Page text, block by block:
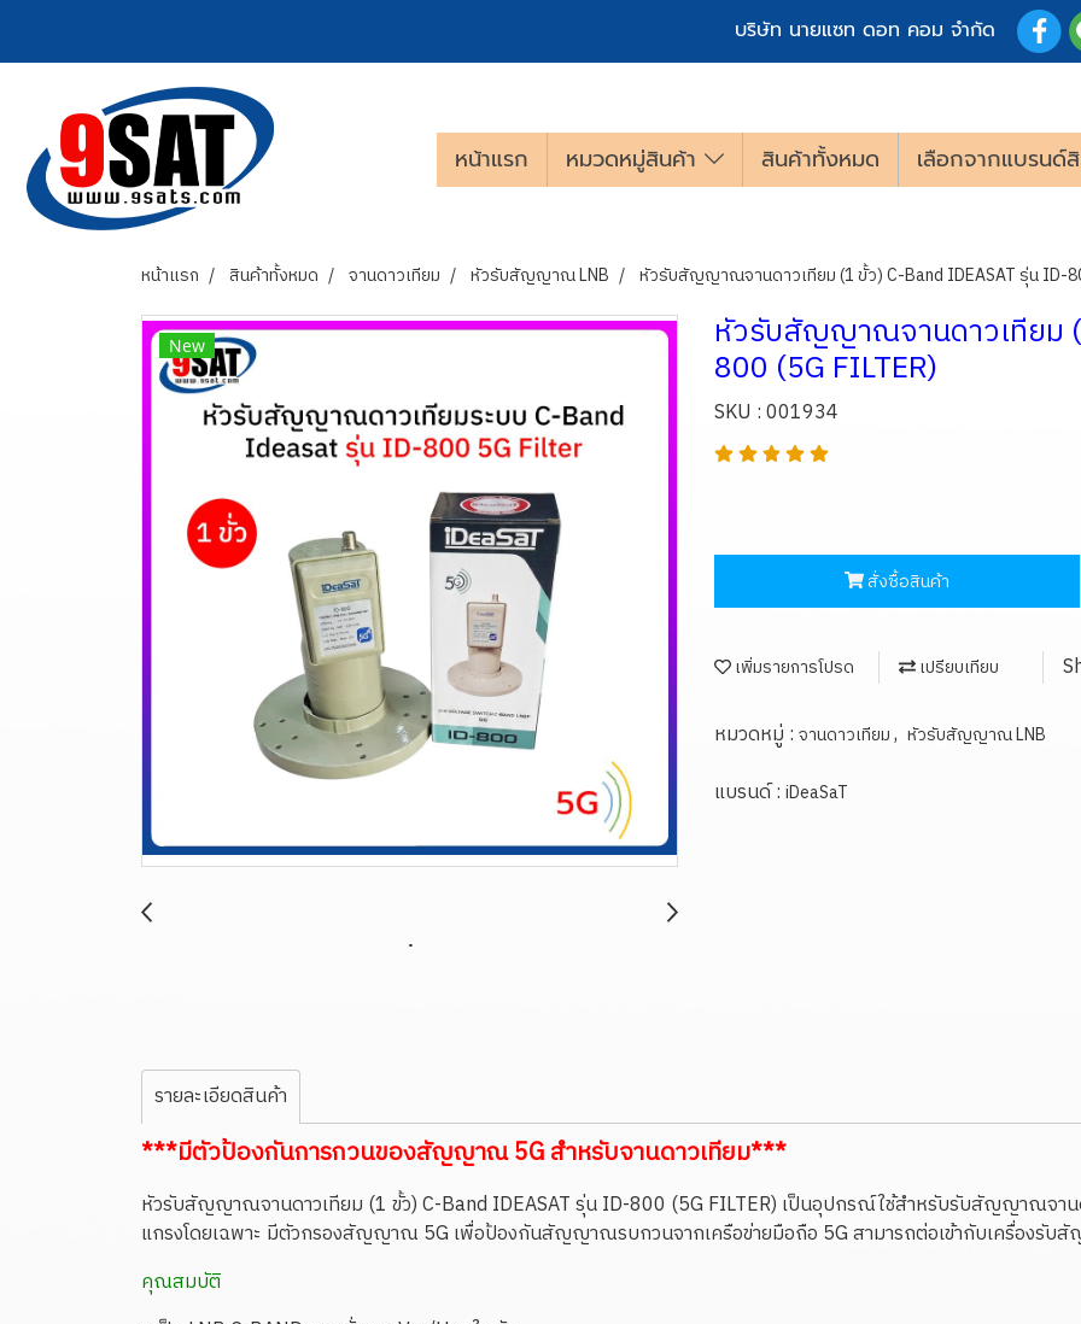
บริษัท นายแซท ดอท คอม จำกัด
หน้าแรก หมวดหมู่สินค้า สินค้าทั้งหมด เลือกจากแบรนด์
หน้าแรก สินค้าทั้งหมด จานดาวเทียม หัวรับสัญญาณ LNB หัวรับสัญญาณจานดาวเทียม (1 ขั้ว) C-Band IDEASAT รุ่น ID-
New หัวรับสัญญาณจานดาวเทียม
800 (5G FILTER)
SKU : 001934
สั่งซื้อสินค้า
เพิ่มรายการโปรด เปรียบเทียบ
หมวดหมู่ : จานดาวเทียม, หัวรับสัญญาณ LNB
แบรนด์ : iDeaSaT
รายละเอียดสินค้า
***มีตัวป้องกันการกวนของสัญญาณ 5G สำหรับจานดาวเทียม***
หัวรับสัญญาณจานดาวเทียม (1 ขั้ว) C-Band IDEASAT รุ่น ID-800 (5G FILTER) เป็นอุปกรณ์ใช้สำหรับรับสัญญาณจาน
แกรงโดยเฉพาะ มีตัวกรองสัญญาณ 5G เพื่อป้องกันสัญญาณรบกวนจากเครือข่ายมือถือ 5G สามารถต่อเข้ากับเครื่องรับ
คุณสมบัติ